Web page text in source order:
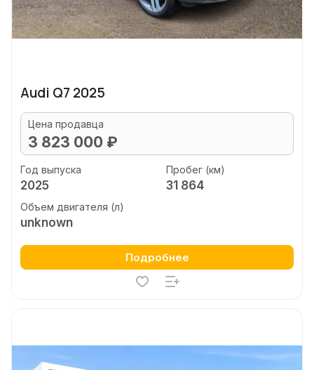
Audi Q7 2025
Цена продавца
3 823 000 ₽
Год выпуска
2025
Пробег (км)
31 864
Объем двигателя (л)
unknown
Подробнее